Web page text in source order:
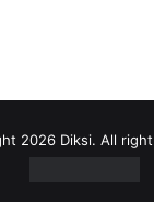
2026 Diksi. All